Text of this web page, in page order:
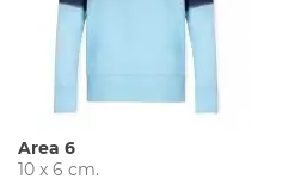
Area 6
10 x 6 cm.